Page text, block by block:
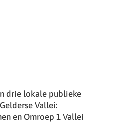
drie lokale publieke
Vallei:
en Omroep 1 Vallei